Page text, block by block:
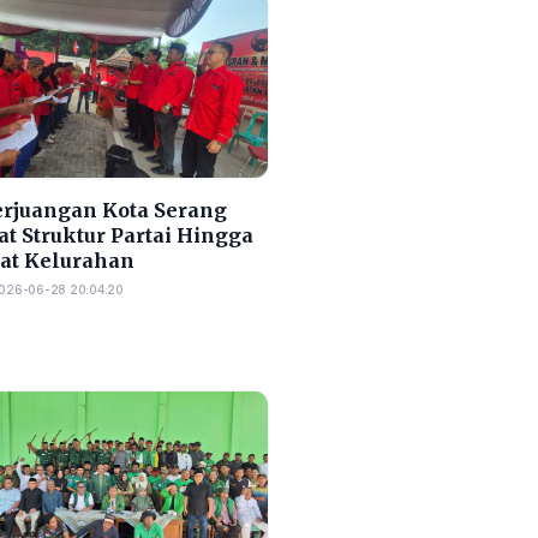
Kota Serang
Struktur Partai Hingga
Kelurahan
06-28 20:04:20